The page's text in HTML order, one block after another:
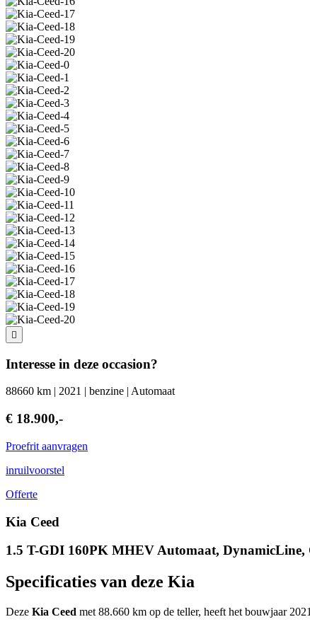
Interesse in deze occasion?
88660 km | 2021 | benzine | Automaat
€ 18.900,-
Proefrit aanvragen
inruilvoorstel
Offerte
Kia Ceed
1.5 T-GDI 160PK MHEV Automaat,
Specificaties van deze Kia
Deze Kia Ceed met 88.660 km op de teller, heeft het bouwjaar